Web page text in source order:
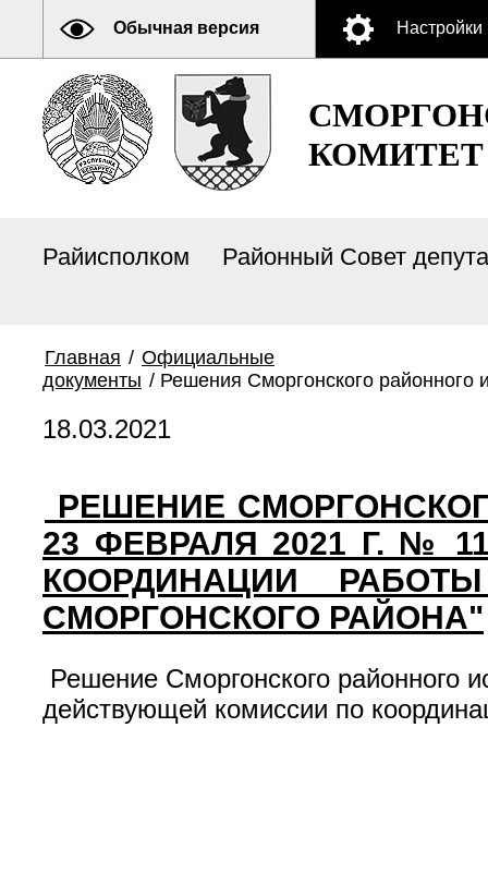
Обычная версия Настройки
КОМИТЕТ
Райисполком Районный Совет
Главная / Официальные
документы / Решения Сморгонского районного
18.03.2021
РЕШЕНИЕ
23 ФЕВРАЛЯ 2021 Г. №
КООРДИНАЦИИ
СМОРГОНСКОГО РАЙОНА"
Решение Сморгонского районного
действующей комиссии по